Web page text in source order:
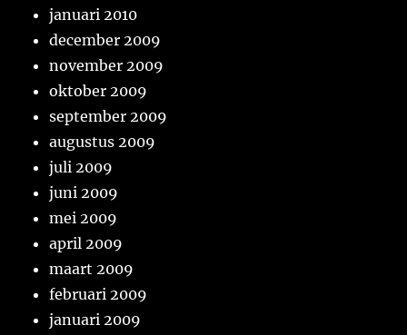
januari 2010
december 2009
november 2009
oktober 2009
september 2009
augustus 2009
juli 2009
juni 2009
mei 2009
april 2009
maart 2009
februari 2009
januari 2009